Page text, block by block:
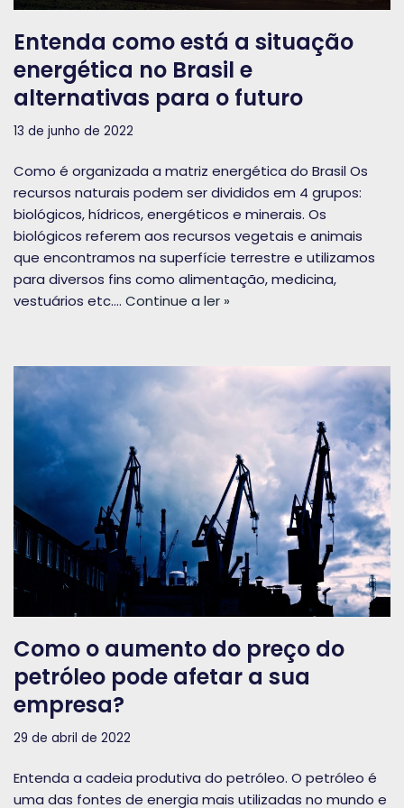
Entenda como está a situação
energética no Brasil e
alternativas para o futuro
13 de junho de 2022
Como é organizada a matriz energética do Brasil Os
recursos naturais podem ser divididos em 4 grupos:
biológicos, hídricos, energéticos e minerais. Os
biológicos referem aos recursos vegetais e animais
que encontramos na superfície terrestre e utilizamos
para diversos fins como alimentação, medicina,
vestuários etc.… Continue a ler »
Como o aumento do preço do
petróleo pode afetar a sua
empresa?
29 de abril de 2022
Entenda a cadeia produtiva do petróleo. O petróleo é
uma das fontes de energia mais utilizadas no mundo e